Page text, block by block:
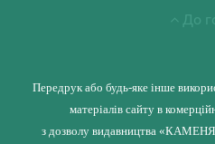
До
Передрук або будь-яке інше
матеріалів сайту в
з дозволу видавництва